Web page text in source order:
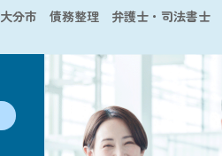
大分市 債務整理 弁護士・司法書士